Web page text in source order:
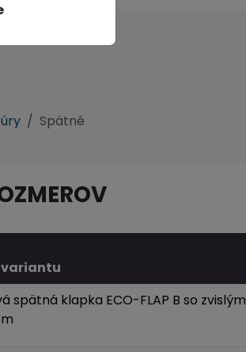
Spätné
variantu
spätná klapka ECO-FLAP B so zvislým